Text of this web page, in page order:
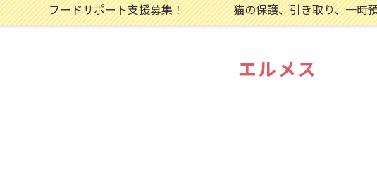
フードサポート支援募集！ 猫の保護、引き取り、一時
エルメス